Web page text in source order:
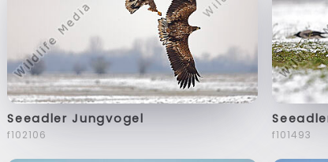
Seeadler Jungvogel
f102106 f101493